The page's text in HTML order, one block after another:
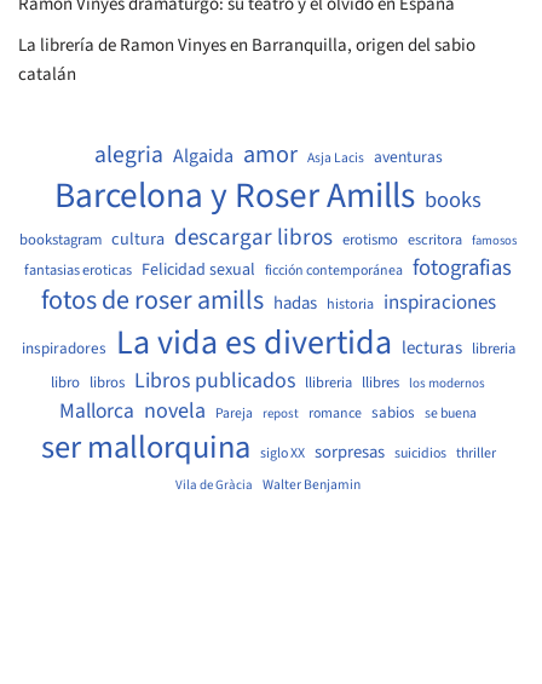
La librería de Ramon Vinyes en Barranquilla, origen del sabio
catalán
alegria Algaida amor Asja Lacis aventuras
Barcelona y Roser Amills books
bookstagram cultura descargar libros erotismo escritora famosos
fantasias eroticas Felicidad sexual ficción contemporánea fotografias
fotos de roser amills hadas historia inspiraciones
inspiradores La vida es divertida lecturas libreria
libro libros Libros publicados llibreria llibres los modernos
Mallorca novela Pareja repost romance sabios se buena
ser mallorquina siglo XX sorpresas suicidios thriller
Vila de Gràcia Walter Benjamin